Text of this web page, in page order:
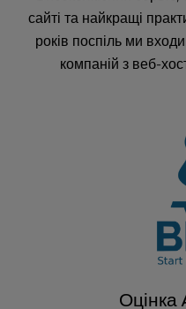
сайті та найкращі
років поспіль ми
компаній з веб-
Оцінка